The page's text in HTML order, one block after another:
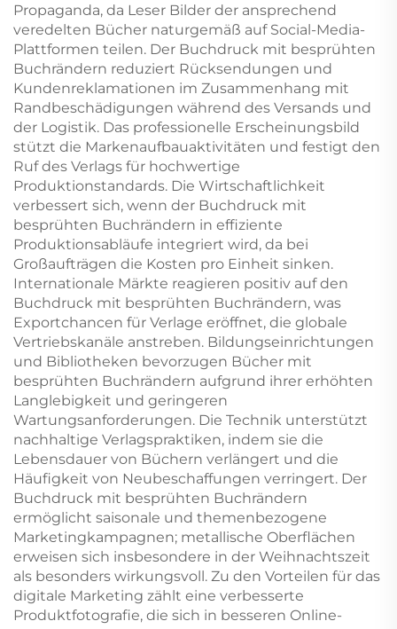
Propaganda, da Leser Bilder der ansprechend
veredelten Bücher naturgemäß auf Social-Media-
Plattformen teilen. Der Buchdruck mit besprühten
Buchrändern reduziert Rücksendungen und
Kundenreklamationen im Zusammenhang mit
Randbeschädigungen während des Versands und
der Logistik. Das professionelle Erscheinungsbild
stützt die Markenaufbauaktivitäten und festigt den
Ruf des Verlags für hochwertige
Produktionstandards. Die Wirtschaftlichkeit
verbessert sich, wenn der Buchdruck mit
besprühten Buchrändern in effiziente
Produktionsabläufe integriert wird, da bei
Großaufträgen die Kosten pro Einheit sinken.
Internationale Märkte reagieren positiv auf den
Buchdruck mit besprühten Buchrändern, was
Exportchancen für Verlage eröffnet, die globale
Vertriebskanäle anstreben. Bildungseinrichtungen
und Bibliotheken bevorzugen Bücher mit
besprühten Buchrändern aufgrund ihrer erhöhten
Langlebigkeit und geringeren
Wartungsanforderungen. Die Technik unterstützt
nachhaltige Verlagspraktiken, indem sie die
Lebensdauer von Büchern verlängert und die
Häufigkeit von Neubeschaffungen verringert. Der
Buchdruck mit besprühten Buchrändern
ermöglicht saisonale und themenbezogene
Marketingkampagnen; metallische Oberflächen
erweisen sich insbesondere in der Weihnachtszeit
als besonders wirkungsvoll. Zu den Vorteilen für das
digitale Marketing zählt eine verbesserte
Produktfotografie, die sich in besseren Online-